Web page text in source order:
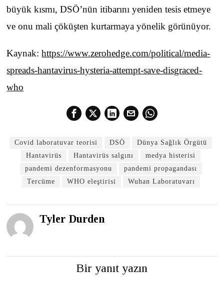
büyük kısmı, DSÖ’nün itibarını yeniden tesis etmeye
ve onu mali çöküşten kurtarmaya yönelik görünüyor.
Kaynak:https://www.zerohedge.com/political/media-
spreads-hantavirus-hysteria-attempt-save-disgraced-
who
Covid laboratuvar teorisi DSÖ
Dünya Sağlık Örgütü
Hantavirüs
Hantavirüs salgını
medya histerisi
pandemi dezenformasyonu
pandemi propagandası
Tercüme
WHO eleştirisi Wuhan Laboratuvarı
Tyler Durden
Bir yanıt yazın